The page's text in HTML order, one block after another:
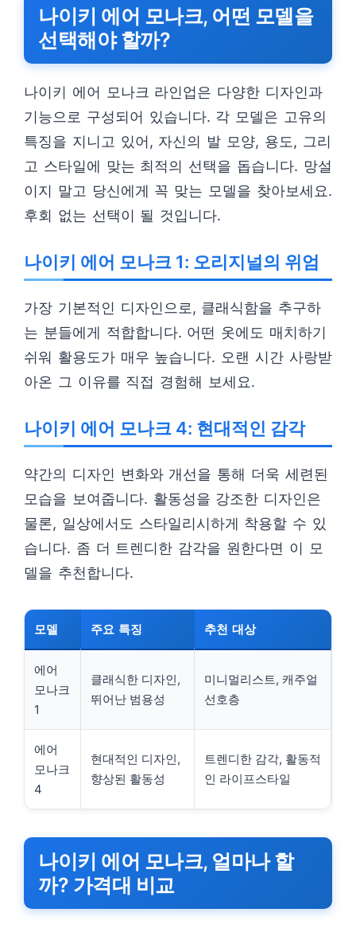
나이키 에어 모나크, 어떤 모델을
선택해야 할까?
나이키 에어 모나크 라인업은 다양한 디자인과
기능으로 구성되어 있습니다. 각 모델은 고유의
특징을 지니고 있어, 자신의 발 모양, 용도, 그리
고 스타일에 맞는 최적의 선택을 돕습니다. 망설
이지 말고 당신에게 꼭 맞는 모델을 찾아보세요.
후회 없는 선택이 될 것입니다.
나이키 에어 모나크 1: 오리지널의 위엄
가장 기본적인 디자인으로, 클래식함을 추구하
는 분들에게 적합합니다. 어떤 옷에도 매치하기
쉬워 활용도가 매우 높습니다. 오랜 시간 사랑받
아온 그 이유를 직접 경험해 보세요.
나이키 에어 모나크 4: 현대적인 감각
약간의 디자인 변화와 개선을 통해 더욱 세련된
모습을 보여줍니다. 활동성을 강조한 디자인은
물론, 일상에서도 스타일리시하게 착용할 수 있
습니다. 좀 더 트렌디한 감각을 원한다면 이 모
델을 추천합니다.
모델 주요 특징 추천 대상
에어
모나크
1
클래식한 디자인,
뛰어난 범용성
미니멀리스트, 캐주얼
선호층
에어
모나크
4
현대적인 디자인,
향상된 활동성
트렌디한 감각, 활동적
인 라이프스타일
나이키 에어 모나크, 얼마나 할
까? 가격대 비교